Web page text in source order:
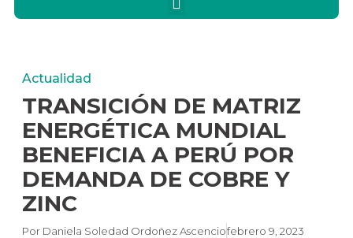
Actualidad
TRANSICIÓN DE MATRIZ
ENERGÉTICA MUNDIAL
BENEFICIA A PERÚ POR
DEMANDA DE COBRE Y
ZINC
Por Daniela Soledad Ordoñez Ascenciofebrero 9, 2023